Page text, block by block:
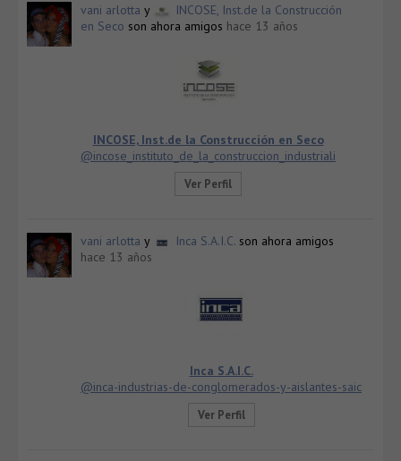
vani arlotta y
INCOSE, Inst.de la Construcción
en Seco son ahora amigos hace 13 años
INCOSE, Inst.de la Construcción en Seco
@incose_instituto_de_la_construccion_industriali
Ver Perfil
vani arlotta y Inca S.A.I.C. son ahora amigos
hace 13 años
Inca S.A.I.C.
@inca-industrias-de-conglomerados-y-aislantes-saic
Ver Perfil